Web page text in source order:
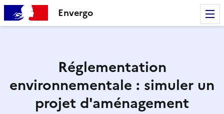
Envergo
Réglementation
environnementale : simuler un
projet d'aménagement